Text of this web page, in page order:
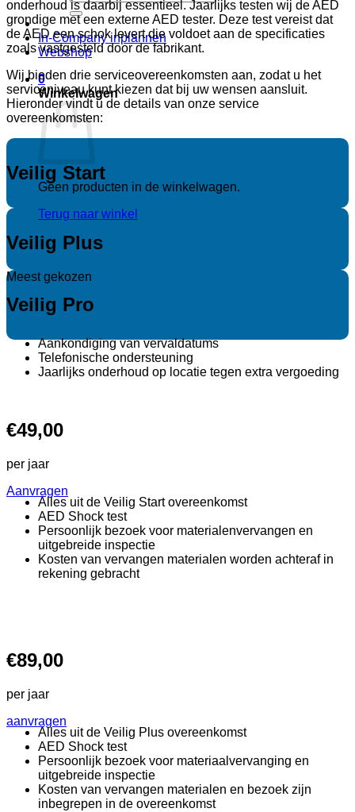
naar:
In-Company inplannen
Webshop
0
Winkelwagen
Geen producten in de winkelwagen.
Terug naar winkel
onderhoud is daarbij essentieel. Jaarlijks testen wij de AED
grondige met een externe AED tester. Deze test vereist dat
de AED een schok levert die voldoet aan de specificaties
zoals vastgesteld door de fabrikant.
Wij bieden drie serviceovereenkomsten aan, zodat u het
serviceniveau kunt kiezen dat bij uw wensen aansluit.
Hieronder vindt u de details van onze service
overeenkomsten:
Veilig Start
Veilig Plus
Meest gekozen
Veilig Pro
Aankondiging van vervaldatums
Telefonische ondersteuning
Jaarlijks onderhoud op locatie tegen extra vergoeding
€49,00
per jaar
Aanvragen
Alles uit de Veilig Start overeenkomst
AED Shock test
Persoonlijk bezoek voor materialenvervangen en
uitgebreide inspectie
Kosten van vervangen materialen worden achteraf in
rekening gebracht
€89,00
per jaar
aanvragen
Alles uit de Veilig Plus overeenkomst
AED Shock test
Persoonlijk bezoek voor materiaalvervanging en
uitgebreide inspectie
Kosten van vervangen materialen en bezoek zijn
inbegrepen in de overeenkomst